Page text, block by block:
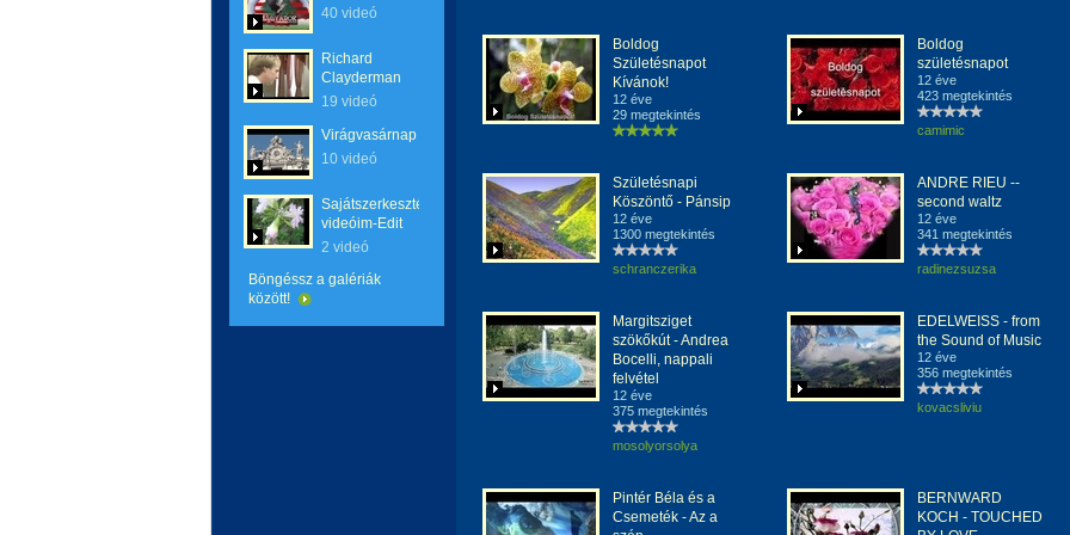
40 videó
Richard
Clayderman
19 videó
Virágvasárnap
10 videó
Sajátszerkesztésű
videóim-Edit
2 videó
Böngéssz a galériák
között!
Boldog
Születésnapot
Kívánok!
12 éve
29 megtekintés
Boldog
születésnapot
12 éve
423 megtekintés
camimic
Születésnapi
Köszöntő - Pánsip
12 éve
1300 megtekintés
schranczerika
ANDRE RIEU --
second waltz
12 éve
341 megtekintés
radinezsuzsa
Margitsziget
szökőkút - Andrea
Bocelli, nappali
felvétel
12 éve
375 megtekintés
mosolyorsolya
EDELWEISS - from
the Sound of Music
12 éve
356 megtekintés
kovacsliviu
Pintér Béla és a
Csemeték - Az a
BERNWARD
KOCH - TOUCHED